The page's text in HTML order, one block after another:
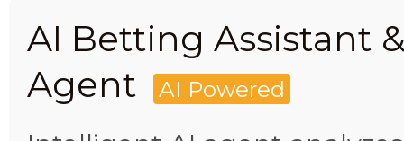
AI Betting Assistant
Agent
AI Powered